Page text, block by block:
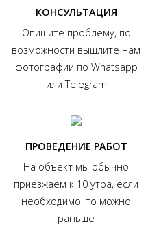
КОНСУЛЬТАЦИЯ
Опишите проблему, по
возможности вышлите нам
фотографии по Whatsapp
или Telegram
ПРОВЕДЕНИЕ РАБОТ
На объект мы обычно
приезжаем к 10 утра, если
необходимо, то можно
раньше